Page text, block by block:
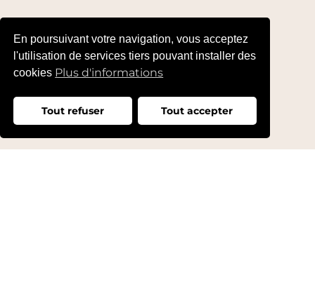
En poursuivant votre navigation, vous acceptez
l'utilisation de services tiers pouvant installer des
cookies Plus d'informations
Tout refuser Tout accepter